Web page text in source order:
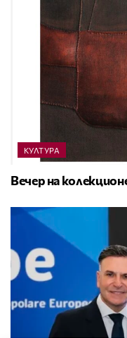
КУЛТУРА
Вечер на